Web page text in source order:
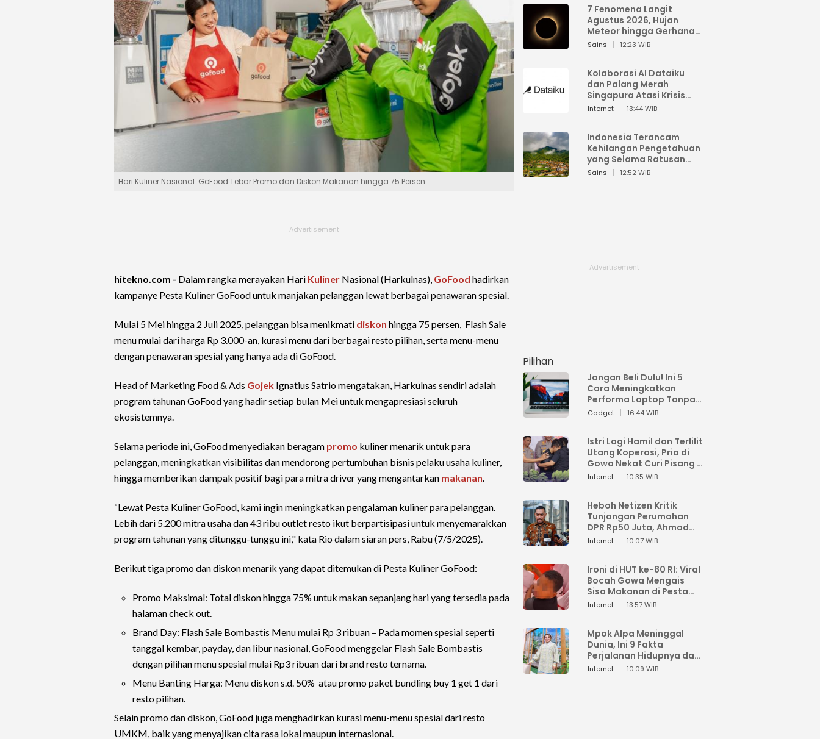
Hari Kuliner Nasional: GoFood Tebar Promo dan Diskon Makanan hingga 75 Persen
hitekno.com - Dalam rangka merayakan Hari Kuliner Nasional (Harkulnas), GoFood hadirkan
kampanye Pesta Kuliner GoFood untuk manjakan pelanggan lewat berbagai penawaran spesial.
Mulai 5 Mei hingga 2 Juli 2025, pelanggan bisa menikmati diskon hingga 75 persen, Flash Sale
menu mulai dari harga Rp 3.000-an, kurasi menu dari berbagai resto pilihan, serta menu-menu
dengan penawaran spesial yang hanya ada di GoFood.
Head of Marketing Food & Ads Gojek Ignatius Satrio mengatakan, Harkulnas sendiri adalah
program tahunan GoFood yang hadir setiap bulan Mei untuk mengapresiasi seluruh
ekosistemnya.
Selama periode ini, GoFood menyediakan beragam promo kuliner menarik untuk para
pelanggan, meningkatkan visibilitas dan mendorong pertumbuhan bisnis pelaku usaha kuliner,
hingga memberikan dampak positif bagi para mitra driver yang mengantarkan makanan.
“Lewat Pesta Kuliner GoFood, kami ingin meningkatkan pengalaman kuliner para pelanggan.
Lebih dari 5.200 mitra usaha dan 43 ribu outlet resto ikut berpartisipasi untuk menyemarakkan
program tahunan yang ditunggu-tunggu ini," kata Rio dalam siaran pers, Rabu (7/5/2025).
Berikut tiga promo dan diskon menarik yang dapat ditemukan di Pesta Kuliner GoFood:
Promo Maksimal: Total diskon hingga 75% untuk makan sepanjang hari yang tersedia pada
halaman check out.
Brand Day: Flash Sale Bombastis Menu mulai Rp 3 ribuan – Pada momen spesial seperti
tanggal kembar, payday, dan libur nasional, GoFood menggelar Flash Sale Bombastis
dengan pilihan menu spesial mulai Rp3 ribuan dari brand resto ternama.
Menu Banting Harga: Menu diskon s.d. 50% atau promo paket bundling buy 1 get 1 dari
resto pilihan.
Selain promo dan diskon, GoFood juga menghadirkan kurasi menu-menu spesial dari resto
UMKM, baik yang menyajikan cita rasa lokal maupun internasional.
7 Fenomena Langit
Agustus 2026, Hujan
Meteor hingga Gerhana
Matahari
Sains 12:23 WIB
Kolaborasi AI Dataiku
dan Palang Merah
Singapura Atasi Krisis
Bencana
Internet 13:44 WIB
Indonesia Terancam
Kehilangan Pengetahuan
yang Selama Ratusan
Tahun Menjaga Alam
Sains 12:52 WIB
Pilihan
Jangan Beli Dulu! Ini 5
Cara Meningkatkan
Performa Laptop Tanpa
Harus Beli Baru
Gadget 16:44 WIB
Istri Lagi Hamil dan Terlilit
Utang Koperasi, Pria di
Gowa Nekat Curi Pisang 4
Tandan Milik Tetangga,
Internet 10:35 WIB
Heboh Netizen Kritik
Tunjangan Perumahan
DPR Rp50 Juta, Ahmad
Sahroni: Enggak Senang
Internet 10:07 WIB
Ironi di HUT ke-80 RI: Viral
Bocah Gowa Mengais
Sisa Makanan di Pesta
Kemerdekaan
Internet 13:57 WIB
Mpok Alpa Meninggal
Dunia, Ini 9 Fakta
Perjalanan Hidupnya dari
Viral hingga Puncak
Internet 10:09 WIB